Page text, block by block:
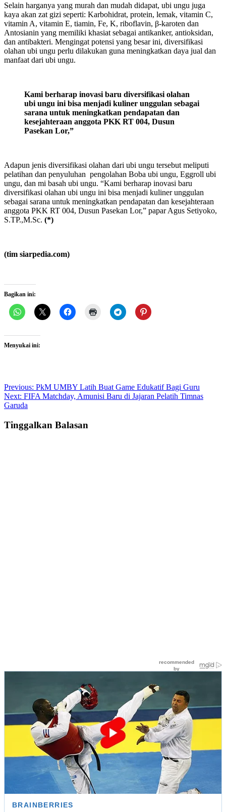
Selain harganya yang murah dan mudah didapat, ubi ungu juga
kaya akan zat gizi seperti: Karbohidrat, protein, lemak, vitamin C,
vitamin A, vitamin E, tiamin, Fe, K, riboflavin, β-karoten dan
Antosianin yang memiliki khasiat sebagai antikanker, antioksidan,
dan antibakteri. Mengingat potensi yang besar ini, diversifikasi
olahan ubi ungu perlu dilakukan guna meningkatkan daya jual dan
manfaat dari ubi ungu.
Kami berharap inovasi baru diversifikasi olahan
ubi ungu ini bisa menjadi kuliner unggulan sebagai
sarana untuk meningkatkan pendapatan dan
kesejahteraan anggota PKK RT 004, Dusun
Pasekan Lor,”
Adapun jenis diversifikasi olahan dari ubi ungu tersebut meliputi
pelatihan dan penyuluhan pengolahan Boba ubi ungu, Eggroll ubi
ungu, dan mi basah ubi ungu. “Kami berharap inovasi baru
diversifikasi olahan ubi ungu ini bisa menjadi kuliner unggulan
sebagai sarana untuk meningkatkan pendapatan dan kesejahteraan
anggota PKK RT 004, Dusun Pasekan Lor,” papar Agus Setiyoko,
S.TP.,M.Sc. (*)
(tim siarpedia.com)
Bagikan ini:
Menyukai ini:
Post
navigation
Previous: PkM UMBY Latih Buat Game Edukatif Bagi Guru
Next: FIFA Matchday, Amunisi Baru di Jajaran Pelatih Timnas
Garuda
Tinggalkan Balasan